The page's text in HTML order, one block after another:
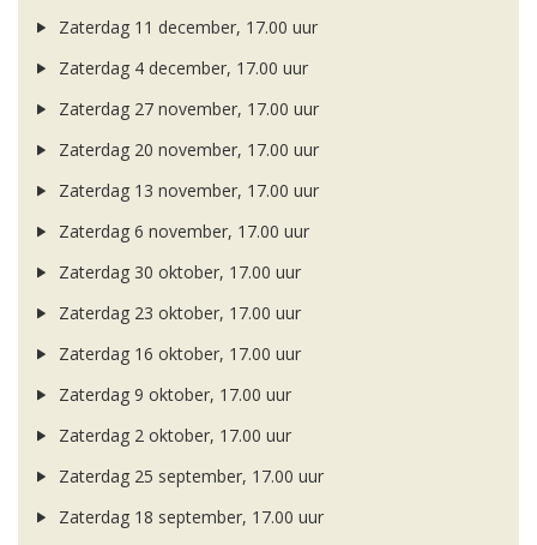
Zaterdag 11 december, 17.00 uur
Zaterdag 4 december, 17.00 uur
Zaterdag 27 november, 17.00 uur
Zaterdag 20 november, 17.00 uur
Zaterdag 13 november, 17.00 uur
Zaterdag 6 november, 17.00 uur
Zaterdag 30 oktober, 17.00 uur
Zaterdag 23 oktober, 17.00 uur
Zaterdag 16 oktober, 17.00 uur
Zaterdag 9 oktober, 17.00 uur
Zaterdag 2 oktober, 17.00 uur
Zaterdag 25 september, 17.00 uur
Zaterdag 18 september, 17.00 uur